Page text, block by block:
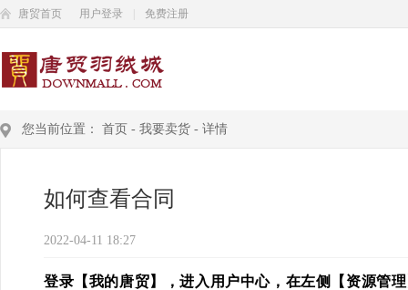
唐贸首页 用户登录 免费注册
您当前位置： 首页 - 我要卖货 - 详情
如何查看合同
2022-04-11 18:27
登录【我的唐贸】，进入用户中心，在左侧【资源管